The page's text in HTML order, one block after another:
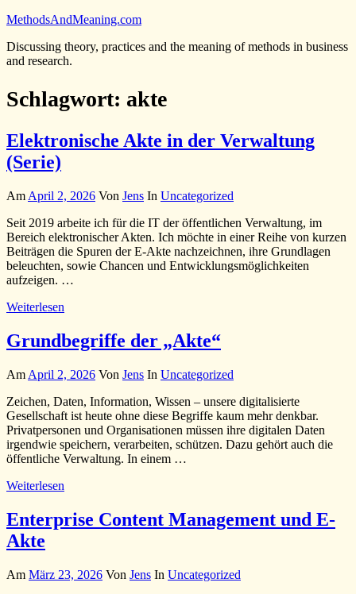
Zum
springen
MethodsAndMeaning.com
Discussing theory, practices and the meaning of methods in business
and research.
Schlagwort: akte
Elektronische Akte in der Verwaltung
(Serie)
Am April 2, 2026 Von Jens In Uncategorized
Seit 2019 arbeite ich für die IT der öffentlichen Verwaltung, im
Bereich elektronischer Akten. Ich möchte in einer Reihe von kurzen
Beiträgen die Spuren der E-Akte nachzeichnen, ihre Grundlagen
beleuchten, sowie Chancen und Entwicklungsmöglichkeiten
aufzeigen. …
Weiterlesen
Grundbegriffe der „Akte“
Am April 2, 2026 Von Jens In Uncategorized
Zeichen, Daten, Information, Wissen – unsere digitalisierte
Gesellschaft ist heute ohne diese Begriffe kaum mehr denkbar.
Privatpersonen und Organisationen müssen ihre digitalen Daten
irgendwie speichern, verarbeiten, schützen. Dazu gehört auch die
öffentliche Verwaltung. In einem …
Weiterlesen
Enterprise Content Management und E-
Akte
Am März 23, 2026 Von Jens In Uncategorized